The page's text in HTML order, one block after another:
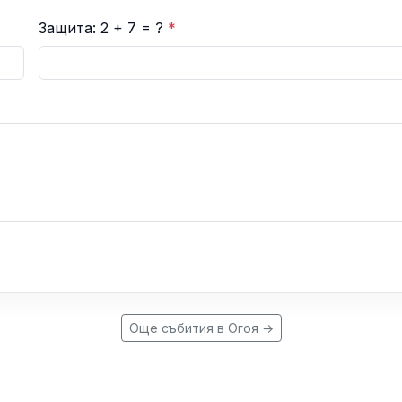
Защита: 2 + 7 = ? *
Още събития в Огоя →